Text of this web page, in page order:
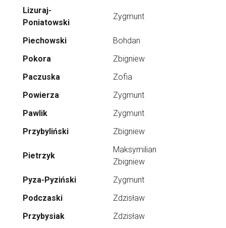
Lizuraj-
Poniatowski
Zygmunt
Piechowski
Bohdan
Pokora
Zbigniew
Paczuska
Zofia
Powierza
Zygmunt
Pawlik
Zygmunt
Przybyliński
Zbigniew
Pietrzyk
Maksymilian
Zbigniew
Pyza-Pyziński
Zygmunt
Podczaski
Zdzisław
Przybysiak
Zdzisław